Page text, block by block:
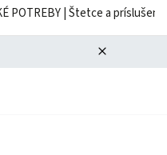
POTREBY | Štetce a